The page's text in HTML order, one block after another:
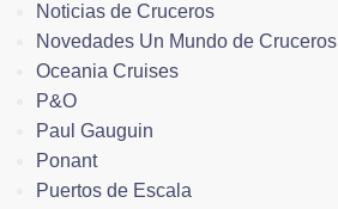
Noticias de Cruceros
Novedades Un Mundo de Cruceros
Oceania Cruises
P&O
Paul Gauguin
Ponant
Puertos de Escala